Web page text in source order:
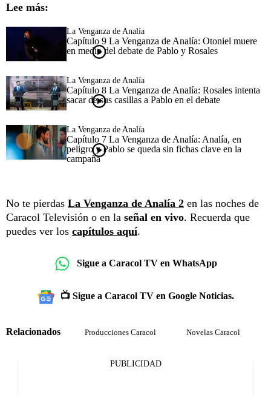
Lee más:
La Venganza de Analía
Capítulo 9 La Venganza de Analía: Otoniel muere
en medio del debate de Pablo y Rosales
La Venganza de Analía
Capítulo 8 La Venganza de Analía: Rosales intenta
sacar de sus casillas a Pablo en el debate
La Venganza de Analía
Capítulo 7 La Venganza de Analía: Analía, en
peligro y Pablo se queda sin fichas clave en la
campaña
No te pierdas La Venganza de Analía 2 en las noches de
Caracol Televisión o en la señal en vivo. Recuerda que
puedes ver los capítulos aquí.
Sigue a Caracol TV en WhatsApp
📺 Sigue a Caracol TV en Google Noticias.
Relacionados Producciones Caracol Novelas Caracol
PUBLICIDAD